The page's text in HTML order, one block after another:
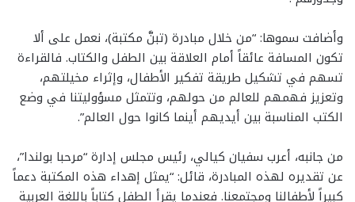
وأضافت سموها: “من خلال مبادرة (تبنَّ مكتبة)، نعمل على ألا
تكون المسافة عائقاً أمام العلاقة بين الطفل والكتاب. فالقراءة
تسهم في تشكيل طريقة تفكير الأطفال، وإثراء مخيلتهم،
وتعزيز فهمهم للعالم من حولهم، وتتمثل مسؤوليتنا في وضع
الكتب المناسبة بين أيديهم أينما كانوا حول العالم”.
من جانبه، أعرب سفيان كيالي، رئيس مجلس إدارة “مرحبا بولندا”،
عن تقديره لهذه المبادرة، قائل: “يمثل إهداء هذه المكتبة دعماً
كبيراً لأطفالنا ومجتمعنا. فعندما يقرأ الطفل كتاباً باللغة العربية